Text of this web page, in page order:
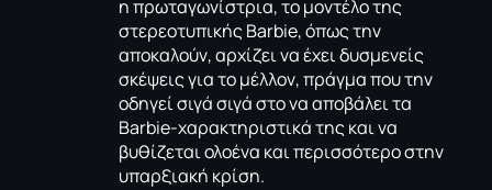
η πρωταγωνίστρια, το μοντέλο της
στερεοτυπικής Barbie, όπως την
αποκαλούν, αρχίζει να έχει δυσμενείς
σκέψεις για το μέλλον, πράγμα που την
οδηγεί σιγά σιγά στο να αποβάλει τα
Barbie-χαρακτηριστικά της και να
βυθίζεται ολοένα και περισσότερο στην
υπαρξιακή κρίση.